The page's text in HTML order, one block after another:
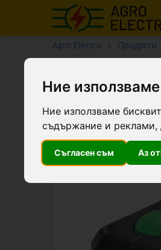
Ние
Ние използваме
съдържание и реклами,
Съгласен съм Аз
Agro Electro Продукти
Двойна
100 литра